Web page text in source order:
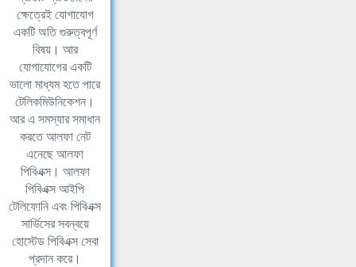
ক্ষেত্রেই যোগাযোগ
একটি অতি গুরুত্বপূর্ণ
বিষয়। আর
যোগাযোগের একটি
ভালো মাধ্যম হতে পারে
টেলিকমিউনিকেশন।
আর এ সমস্যার সমাধান
করতে আলফা নেট
এনেছে আলফা
পিবিএক্স। আলফা
পিবিএক্স আইপি
টেলিফোনি এবং পিবিএক্স
সার্ভিসের সবন্বয়ে
হোস্টেড পিবিএক্স সেবা
প্রদান করে।